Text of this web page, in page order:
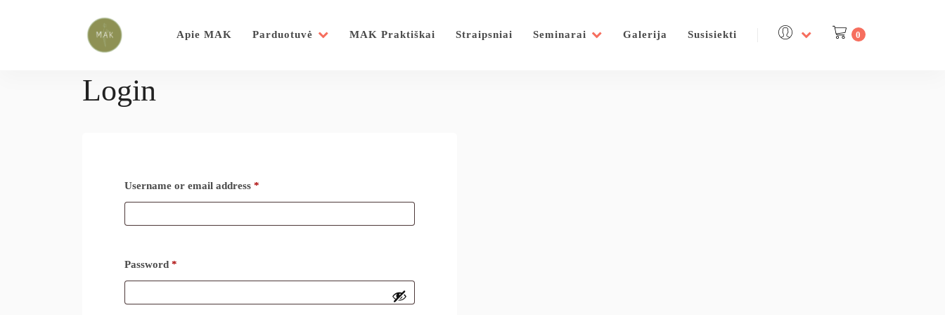
Apie MAK Parduotuvė MAK Praktiškai Straipsniai Seminarai Galerija Susisiekti 0
Login
Username or email address *
Password *